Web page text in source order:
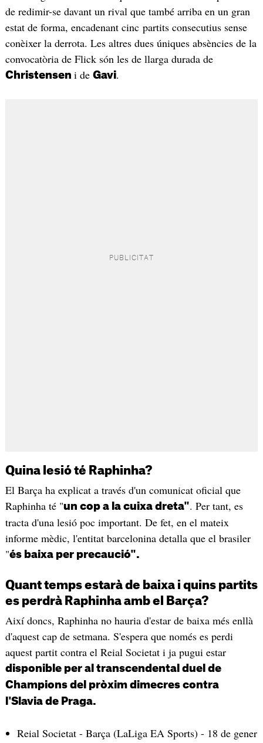
de redimir-se davant un rival que també arriba en un gran
estat de forma, encadenant cinc partits consecutius sense
conèixer la derrota. Les altres dues úniques absències de la
convocatòria de Flick són les de llarga durada de
Christensen i de Gavi.
Quina lesió té Raphinha?
El Barça ha explicat a través d'un comunicat oficial que
Raphinha té "un cop a la cuixa dreta". Per tant, es
tracta d'una lesió poc important. De fet, en el mateix
informe mèdic, l'entitat barcelonina detalla que el brasiler
"és baixa per precaució".
Quant temps estarà de baixa i quins partits
es perdrà Raphinha amb el Barça?
Així doncs, Raphinha no hauria d'estar de baixa més enllà
d'aquest cap de setmana. S'espera que només es perdi
aquest partit contra el Reial Societat i ja pugui estar
disponible per al transcendental duel de
Champions del pròxim dimecres contra
l'Slavia de Praga.
Reial Societat - Barça (LaLiga EA Sports) - 18 de gener